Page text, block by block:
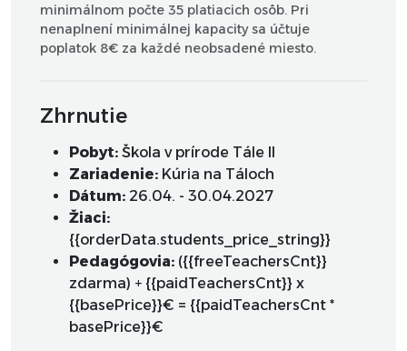
minimálnom počte 35 platiacich osôb. Pri
nenaplnení minimálnej kapacity sa účtuje
poplatok 8€ za každé neobsadené miesto.
Zhrnutie
Pobyt: Škola v prírode Tále II
Zariadenie: Kúria na Táloch
Dátum: 26.04. - 30.04.2027
Žiaci:
{{orderData.students_price_string}}
Pedagógovia: ({{freeTeachersCnt}}
zdarma) + {{paidTeachersCnt}} x
{{basePrice}}€ = {{paidTeachersCnt *
basePrice}}€